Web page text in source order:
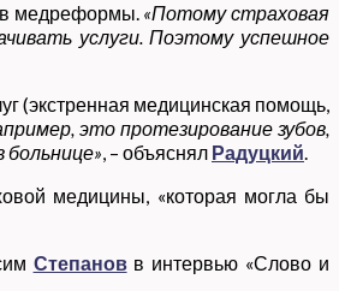
медреформы. «Потому страховая
услуги. Поэтому успешное
(экстренная медицинская помощь,
это протезирование зубов,
, – объяснял Радуцкий.
медицины, «которая могла бы
Степановв интервью «Слово и